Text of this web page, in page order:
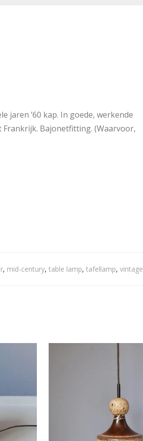
jaren ’60 kap. In goede, werkende
Frankrijk. Bajonetfitting. (Waarvoor,
, mid-century, table lamp, tafellamp, vintage